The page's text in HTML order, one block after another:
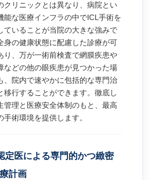
クリニックとは異なり、病院とい
能な医療インフラの中でICL手術を
ていることが当院の大きな強みで
身の健康状態に配慮した診療が可
り、万が一術前検査で網膜疾患や
などの他の眼疾患が見つかった場
、院内で速やかに包括的な専門治
移行することができます。徹底し
管理と医療安全体制のもと、最高
手術環境を提供します。
定医による専門的かつ緻密
計画